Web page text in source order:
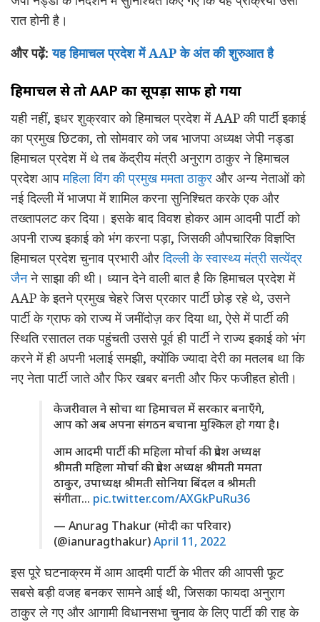
रात होनी है।
और पढ़ें:यह हिमाचल प्रदेश में AAP के अंत की शुरुआत है
हिमाचल से तो AAP का सूपड़ा साफ हो गया
यही नहीं, इधर शुक्रवार को हिमाचल प्रदेश में AAP की पार्टी इकाई
का प्रमुख छिटका, तो सोमवार को जब भाजपा अध्यक्ष जेपी नड्डा
हिमाचल प्रदेश में थे तब केंद्रीय मंत्री अनुराग ठाकुर ने हिमाचल
प्रदेश आपमहिला विंग की प्रमुख ममता ठाकुर और अन्य नेताओं को
नई दिल्ली में भाजपा में शामिल करना सुनिश्चित करके एक और
तख्तापलट कर दिया। इसके बाद विवश होकर आम आदमी पार्टी को
अपनी राज्य इकाई को भंग करना पड़ा, जिसकी औपचारिक विज्ञप्ति
हिमाचल प्रदेश चुनाव प्रभारी औरदिल्ली के स्वास्थ्य मंत्री सत्येंद्र
जैनने साझा की थी। ध्यान देने वाली बात है कि हिमाचल प्रदेश में
AAP के इतने प्रमुख चेहरे जिस प्रकार पार्टी छोड़ रहे थे, उसने
पार्टी के ग्राफ को राज्य में जमींदोज़ कर दिया था, ऐसे में पार्टी की
स्थिति रसातल तक पहुंचती उससे पूर्व ही पार्टी ने राज्य इकाई को भंग
करने में ही अपनी भलाई समझी, क्योंकि ज्यादा देरी का मतलब था कि
नए नेता पार्टी जाते और फिर खबर बनती और फिर फजीहत होती।
केजरीवाल ने सोचा था हिमाचल में सरकार बनाएँगे,
आप को अब अपना संगठन बचाना मुश्किल हो गया है।
आम आदमी पार्टी की महिला मोर्चा की प्रदेश अध्यक्ष
श्रीमती महिला मोर्चा की प्रदेश अध्यक्ष श्रीमती ममता
ठाकुर, उपाध्यक्ष श्रीमती सोनिया बिंदल व श्रीमती
संगीता… pic.twitter.com/AXGkPuRu36
— Anurag Thakur (मोदी का परिवार)
(@ianuragthakur)April 11, 2022
इस पूरे घटनाक्रम में आम आदमी पार्टी के भीतर की आपसी फूट
सबसे बड़ी वजह बनकर सामने आई थी, जिसका फायदा अनुराग
ठाकुर ले गए और आगामी विधानसभा चुनाव के लिए पार्टी की राह के